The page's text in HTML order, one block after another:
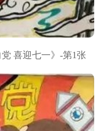
喜迎七一》-第1张